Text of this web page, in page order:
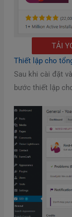
TẢI
Thiết lập cho
Sau khi cài đặt
bước thiết lập